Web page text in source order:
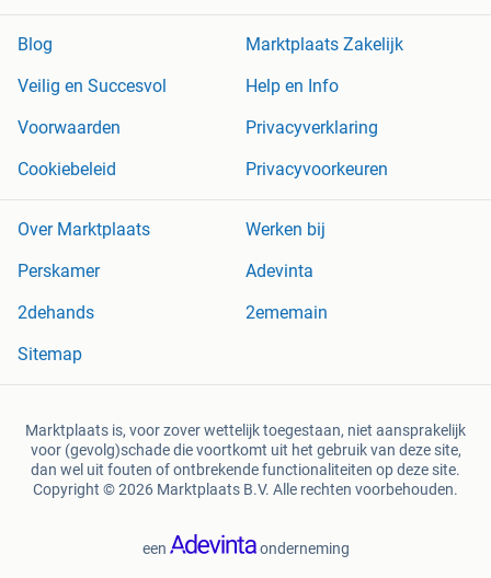
Blog
Marktplaats Zakelijk
Veilig en Succesvol
Help en Info
Voorwaarden
Privacyverklaring
Cookiebeleid
Privacyvoorkeuren
Over Marktplaats
Werken bij
Perskamer
Adevinta
2dehands
2ememain
Sitemap
Marktplaats is, voor zover wettelijk toegestaan, niet aansprakelijk
voor (gevolg)schade die voortkomt uit het gebruik van deze site,
dan wel uit fouten of ontbrekende functionaliteiten op deze site.
Copyright © 2026 Marktplaats B.V. Alle rechten voorbehouden.
een onderneming